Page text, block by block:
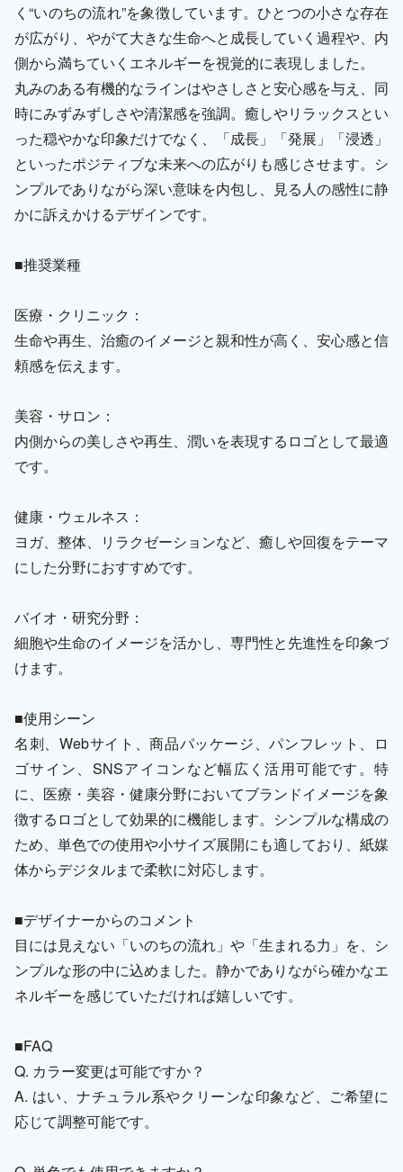
く“いのちの流れ”を象徴しています。ひとつの小さな存在
が広がり、やがて大きな生命へと成長していく過程や、内
側から満ちていくエネルギーを視覚的に表現しました。
丸みのある有機的なラインはやさしさと安心感を与え、同
時にみずみずしさや清潔感を強調。癒しやリラックスとい
った穏やかな印象だけでなく、「成長」「発展」「浸透」
といったポジティブな未来への広がりも感じさせます。シ
ンプルでありながら深い意味を内包し、見る人の感性に静
かに訴えかけるデザインです。
■推奨業種
医療・クリニック：
生命や再生、治癒のイメージと親和性が高く、安心感と信
頼感を伝えます。
美容・サロン：
内側からの美しさや再生、潤いを表現するロゴとして最適
です。
健康・ウェルネス：
ヨガ、整体、リラクゼーションなど、癒しや回復をテーマ
にした分野におすすめです。
バイオ・研究分野：
細胞や生命のイメージを活かし、専門性と先進性を印象づ
けます。
■使用シーン
名刺、Webサイト、商品パッケージ、パンフレット、ロ
ゴサイン、SNSアイコンなど幅広く活用可能です。特
に、医療・美容・健康分野においてブランドイメージを象
徴するロゴとして効果的に機能します。シンプルな構成の
ため、単色での使用や小サイズ展開にも適しており、紙媒
体からデジタルまで柔軟に対応します。
■デザイナーからのコメント
目には見えない「いのちの流れ」や「生まれる力」を、シ
ンプルな形の中に込めました。静かでありながら確かなエ
ネルギーを感じていただければ嬉しいです。
■FAQ
Q. カラー変更は可能ですか？
A. はい、ナチュラル系やクリーンな印象など、ご希望に
応じて調整可能です。